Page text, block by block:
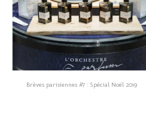
Brèves parisiennes #7 : Spécial Noël 2019